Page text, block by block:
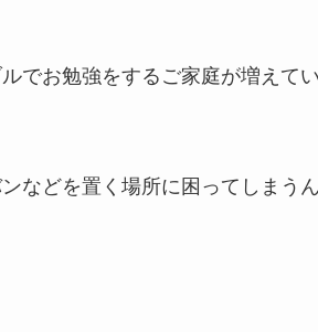
でお勉強をするご家庭が増えて
などを置く場所に困ってしまう